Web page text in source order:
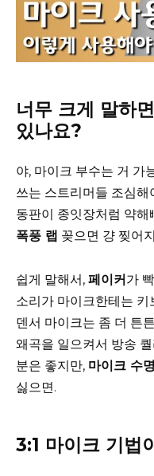
너무 크게 말하
있나요?
야, 마이크 부수는 거 가
쓰는 스트리머들 조심해
동판이 종잇장처럼 약해
폭풍 랩 꽂으면 걍 찢어
쉽게 말해서, 페이커가
소리가 마이크한테는
덴서 마이크는 좀 더 튼
왜곡을 일으켜서 방송
분은 좋지만, 마이크 수명
싫으면.
3:1 마이크 기법